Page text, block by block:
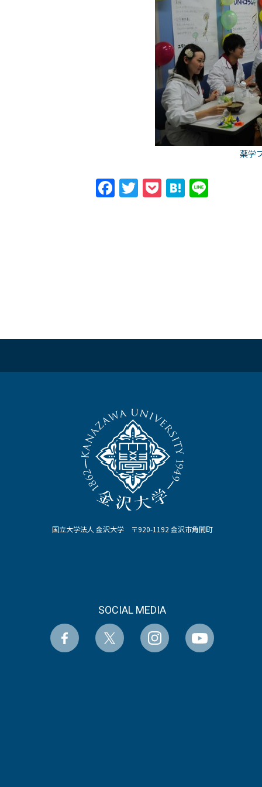
薬学
Facebook
Twitter
PocketHatena
国立大学法人 金沢大学 〒920-1192 金沢市角間町
SOCIAL MEDIA